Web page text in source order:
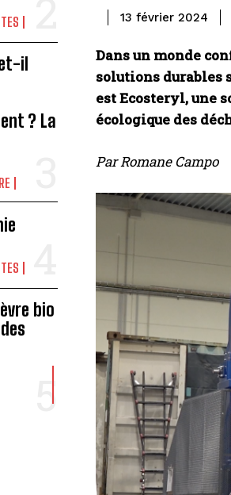
il
? La
bio
13 février 2024
Dans un monde
solutions durables
est Ecosteryl, une
écologique des
Par Romane Campo